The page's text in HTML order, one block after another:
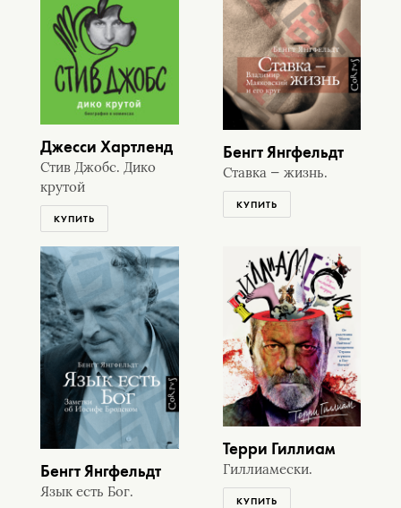
Джесси Хартленд
Стив Джобс. Дико
крутой
КУПИТЬ
Бенгт Янгфельдт
Ставка — жизнь.
КУПИТЬ
Бенгт Янгфельдт
Язык есть Бог.
Терри Гиллиам
Гиллиамески.
КУПИТЬ